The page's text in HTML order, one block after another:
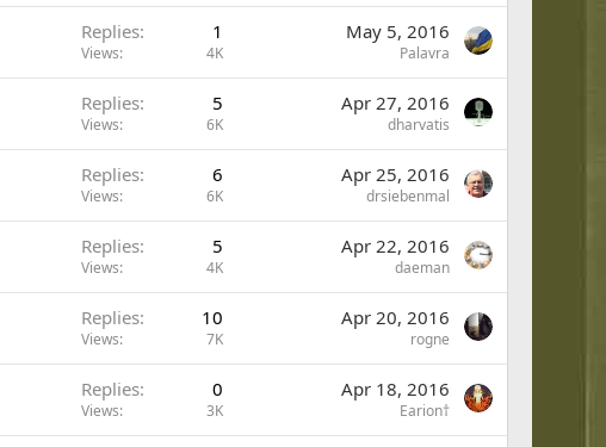
Replies 1
Views 4K
May 5, 2016
Palavra
Replies 5
Views 6K
Apr 27, 2016
dharvatis
Replies 6
Views 6K
Apr 25, 2016
drsiebenmal
Replies 5
Views 4K
Apr 22, 2016
daeman
Replies 10
Views 7K
Apr 20, 2016
rogne
Replies 0
Views 3K
Apr 18, 2016
Earion†